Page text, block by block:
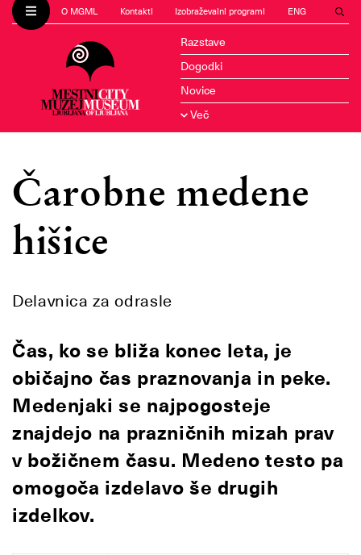
O MGML Kontakti Izobraževalni programi ENG
Razstave
Dogodki
Novice
Več
Čarobne medene
hišice
Delavnica za odrasle
Čas, ko se bliža konec leta, je
običajno čas praznovanja in peke.
Medenjaki se najpogosteje
znajdejo na prazničnih mizah prav
v božičnem času. Medeno testo pa
omogoča izdelavo še drugih
izdelkov.